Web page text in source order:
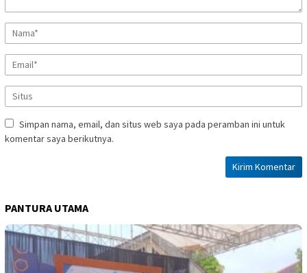
Simpan nama, email, dan situs web saya pada peramban ini untuk
komentar saya berikutnya.
PANTURA UTAMA